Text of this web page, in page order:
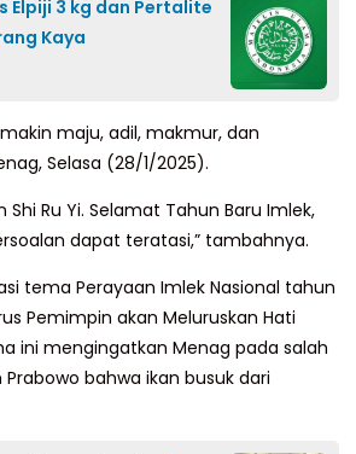
Elpiji 3 kg dan Pertalite
Kaya
maju, adil, makmur, dan
Selasa (28/1/2025).
Shi Ru Yi. Selamat Tahun Baru Imlek,
dapat teratasi,” tambahnya.
tema Perayaan Imlek Nasional tahun
Pemimpin akan Meluruskan Hati
ini mengingatkan Menag pada salah
bahwa ikan busuk dari